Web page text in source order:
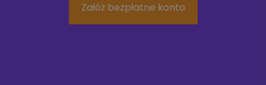
Załóż bezpłatne konto